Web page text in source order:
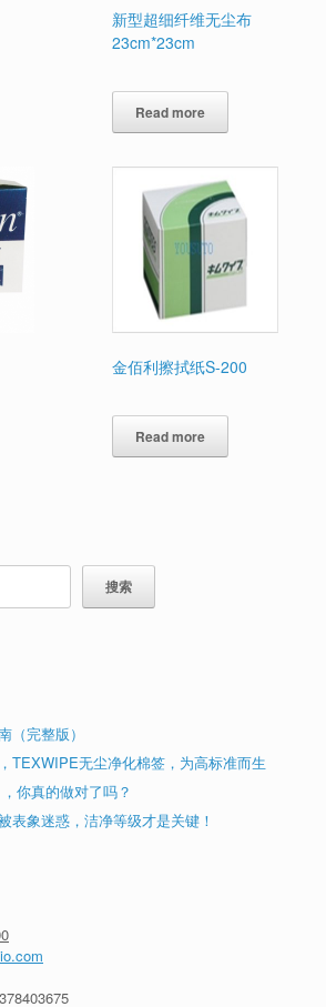
新型超细纤维无尘布
23cm*23cm
Read more
金佰利擦拭纸S-200
Read more
搜索
（完整版）
TEXWIPE无尘净化棉签，为高标准而生
你真的做对了吗？
表象迷惑，洁净等级才是关键！